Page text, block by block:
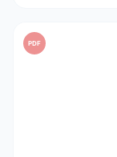
PDF